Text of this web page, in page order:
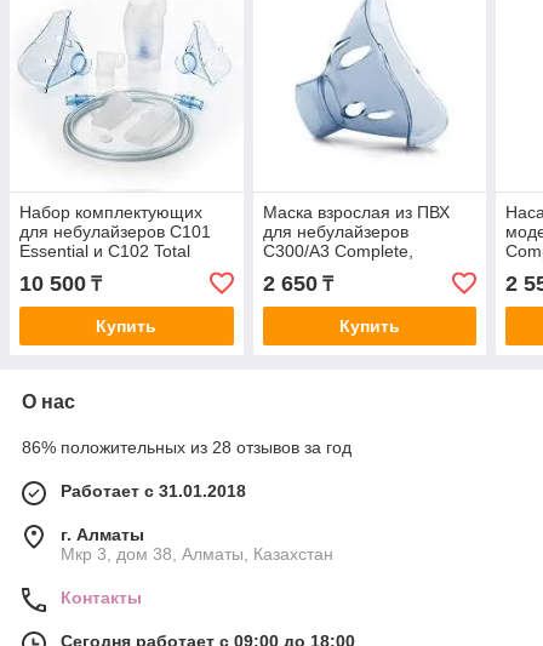
Набор комплектующих
для небулайзеров C101
Essential и C102 Total
10 500 ₸
Купить
Маска взрослая из ПВХ
для небулайзеров
С300/A3 Complete,
DuoBaby, C102 Total, C101
Essential
2 650₸
Купить
2
О нас
86% положительных из 28 отзывов за год
Работает с 31.01.2018
г. Алматы
Мкр 3, дом 38, Алматы, Казахстан
Контакты
Сегодня работает с 09:00 до 18:00